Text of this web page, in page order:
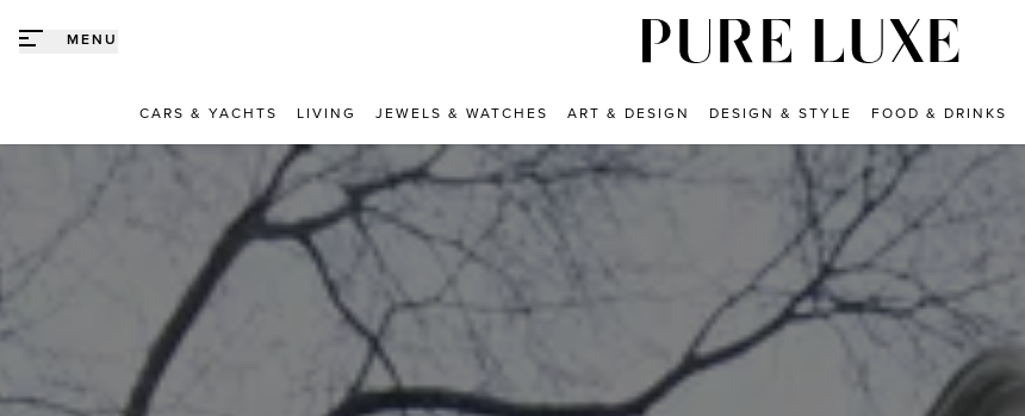
MENU
CARS & YACHTS LIVING JEWELS & WATCHES ART & DESIGN DESIGN & STYLE FOOD & DRINKS